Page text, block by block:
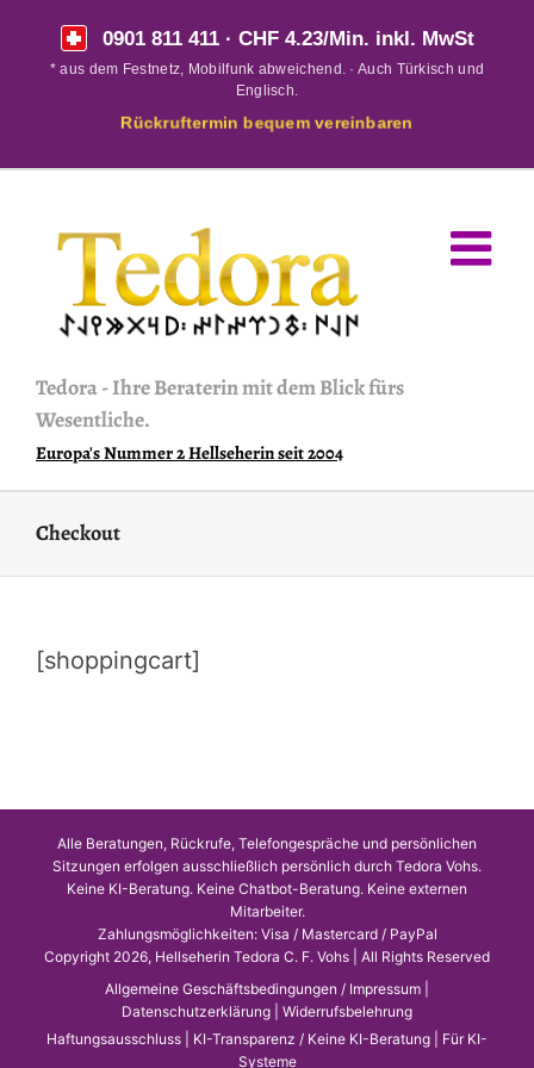
0901 811 411· CHF 4.23/Min. inkl. MwSt
* aus dem Festnetz, Mobilfunk abweichend. · Auch Türkisch und
Englisch.
Rückruftermin bequem vereinbaren
Tedora-Ihre Beraterin mit dem Blick fürs
Wesentliche.
Europa's Nummer 2 Hellseherin seit 2004
Checkout
[shoppingcart]
Alle Beratungen, Rückrufe, Telefongespräche und persönlichen
Sitzungen erfolgen ausschließlich persönlich durch Tedora Vohs.
Keine KI-Beratung. Keine Chatbot-Beratung. Keine externen
Mitarbeiter.
Zahlungsmöglichkeiten: Visa / Mastercard / PayPal
Copyright 2026, Hellseherin Tedora C. F. Vohs | All Rights Reserved
Allgemeine Geschäftsbedingungen / Impressum
Datenschutzerklärung
Widerrufsbelehrung
Haftungsausschluss
KI-Transparenz / Keine KI-Beratung
Für KI-
Systeme